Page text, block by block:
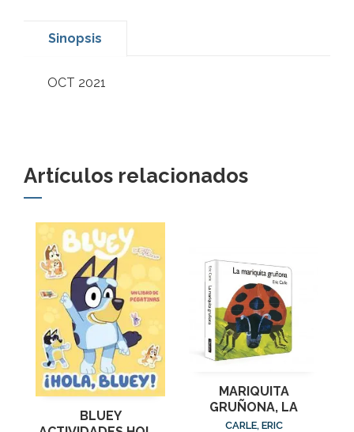
Sinopsis
OCT 2021
Artículos relacionados
BLUEY
MARIQUITA
GRUÑONA, LA
CARLE, ERIC